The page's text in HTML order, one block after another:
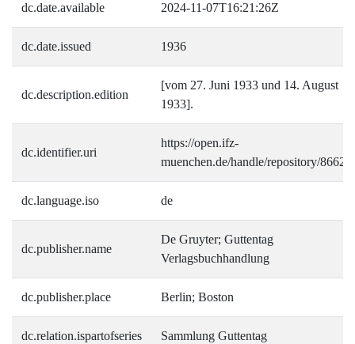
dc.date.available 2024-11-07T16:21:26Z
dc.date.issued 1936
dc.description.edition
[vom 27. Juni 1933 und 14. August
1933].
dc.identifier.uri
https://open.ifz-
muenchen.de/handle/repository/8662
dc.language.iso de
dc.publisher.name
De Gruyter; Guttentag
Verlagsbuchhandlung
dc.publisher.place Berlin; Boston
dc.relation.ispartofseries Sammlung Guttentag